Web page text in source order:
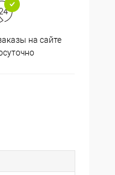
на сайте